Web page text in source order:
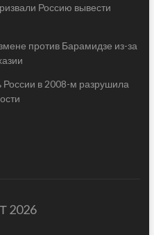
Россию вывести
против Барамидзе из-за
в 2008-м разрушила
2026